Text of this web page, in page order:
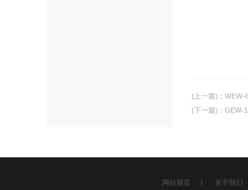
(上一篇) ： WEW-
(下一篇) ： GEW-
网站首页 | 关于我们